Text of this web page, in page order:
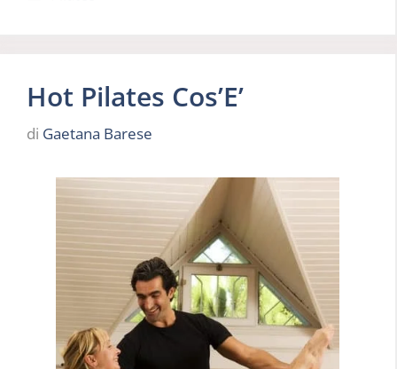
Hot Pilates Cos’E’
di Gaetana Barese